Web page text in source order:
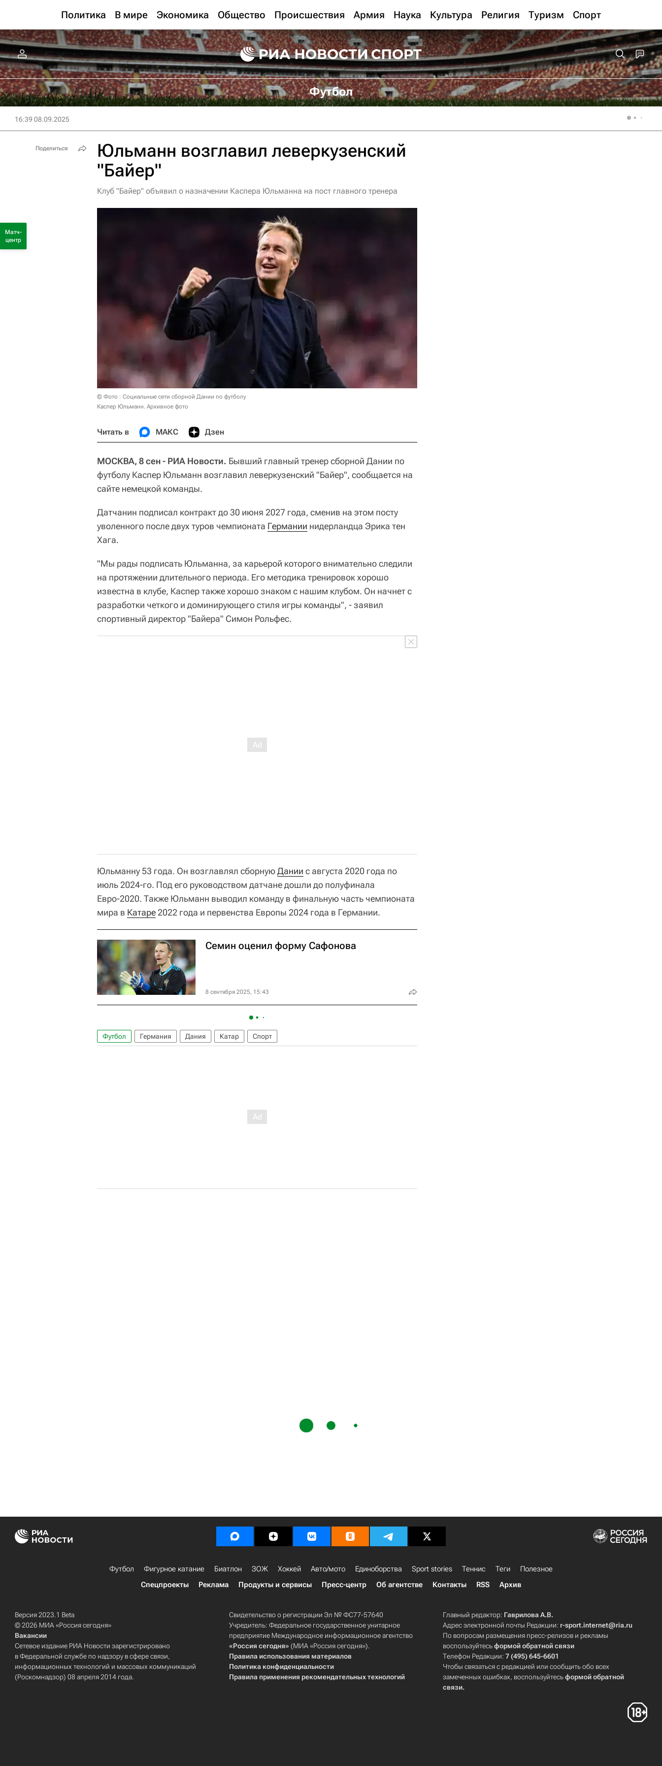
Политика В мире Экономика Общество Происшествия Армия Наука Культура Религия Туризм Спорт
Футбол
16:39 08.09.2025
Юльманн возглавил леверкузенский
"Байер"
Клуб "Байер" объявил о назначении Каспера Юльманна на пост главного тренера
© Фото : Социальные сети сборной Дании по футболу
Каспер Юльманн. Архивное фото
Читать в МАКС Дзен
МОСКВА, 8 сен - РИА Новости. Бывший главный тренер сборной Дании по
футболу Каспер Юльманн возглавил леверкузенский "Байер", сообщается на
сайте немецкой команды.
Датчанин подписал контракт до 30 июня 2027 года, сменив на этом посту
уволенного после двух туров чемпионата Германии нидерландца Эрика тен
Хага.
"Мы рады подписать Юльманна, за карьерой которого внимательно следили
на протяжении длительного периода. Его методика тренировок хорошо
известна в клубе, Каспер также хорошо знаком с нашим клубом. Он начнет с
разработки четкого и доминирующего стиля игры команды", - заявил
спортивный директор "Байера" Симон Рольфес.
Юльманну 53 года. Он возглавлял сборнуюДании с августа 2020 года по
июль 2024-го. Под его руководством датчане дошли до полуфинала
Евро-2020. Также Юльманн выводил команду в финальную часть чемпионата
мира в Катаре 2022 года и первенства Европы 2024 года в Германии.
Семин оценил форму Сафонова
8 сентября 2025, 15:43
Футбол Германия Дания Катар Спорт
Поделиться
Матч-
центр
Футбол Фигурное катание Биатлон ЗОЖ Хоккей Авто/мото Единоборства Sport stories Теннис Теги
Полезное
Спецпроекты
Реклама Продукты и сервисы Пресс-центр Об агентстве Контакты RSS Архив
Версия 2023.1 Beta
© 2026 МИА «Россия сегодня»
Вакансии
Сетевое издание РИА Новости зарегистрировано
в Федеральной службе по надзору в сфере связи,
информационных технологий и массовых коммуникаций
(Роскомнадзор) 08 апреля 2014 года.
Свидетельство о регистрации Эл № ФС77-57640
Учредитель: Федеральное государственное унитарное
предприятие Международное информационное агентство
«Россия сегодня» (МИА «Россия сегодня»).
Правила использования материалов
Политика конфиденциальности
Правила применения рекомендательных технологий
Главный редактор: Гаврилова А.В.
Адрес электронной почты Редакции: r-sport.internet@ria.ru
По вопросам размещения пресс-релизов и рекламы
воспользуйтесьформой обратной связи
Телефон Редакции:7 (495) 645-6601
Чтобы связаться с редакцией или сообщить обо всех
замеченных ошибках, воспользуйтесьформой обратной
связи.